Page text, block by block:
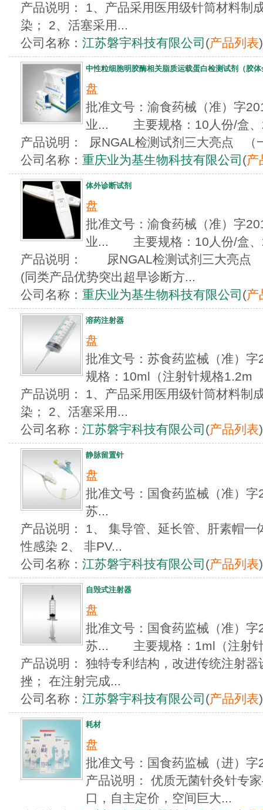
产品说明： 1、产品采用医用级针筒材料制
染； 2、活塞采用...
公司名称： 江苏磐宇科技有限公司 (产品列表)
中性粒细胞明胶酶相关脂质运载蛋白检测试剂（胶体
盘
批准文号：渝食药械（准）字
业... 主要规格：10人份/盒、
产品说明： 尿NGAL检测试剂三大亮点 （
公司名称： 重庆业为基生物科技有限公司 (产
体外诊断试剂
盘
批准文号：渝食药械（准）字
业... 主要规格：10人份/盒、
产品说明： 尿NGAL检测试剂三大亮
(同类产品优势突出超早诊断方...
公司名称： 重庆业为基生物科技有限公司 (产
溶药注射器
盘
批准文号：苏食药监械（准
规格：10ml（注射针规格1.2m
产品说明： 1、产品采用医用级针筒材料制
染； 2、活塞采用...
公司名称： 江苏磐宇科技有限公司 (产品列表)
静脉留置针
盘
批准文号：国食药监械（准）
苏...
产品说明： 1、 集导管、延长管、肝素帽一
性感染 2、 非PV...
公司名称： 江苏磐宇科技有限公司 (产品列表)
自毁式注射器
盘
批准文号：国食药监械（准）
苏... 主要规格：1ml（注射
产品说明： 独特专利结构，改进传统注射
挫； 在注射完成...
公司名称： 江苏磐宇科技有限公司 (产品列表)
耗材
盘
批准文号：国食药监械（进
产品说明： 优质无菌针灸针专
口，自主定价，空间巨大...